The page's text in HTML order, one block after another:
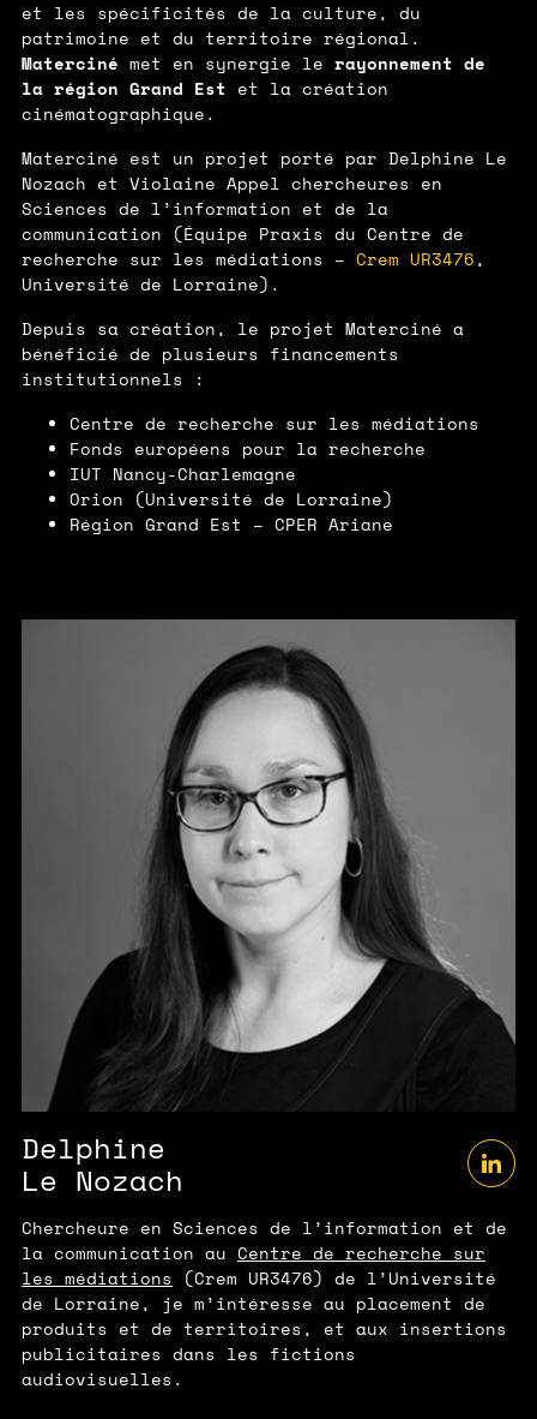
et les spécificités de la culture, du
patrimoine et du territoire régional.
Materciné met en synergie le rayonnement de
la région Grand Est et la création
cinématographique.
Materciné est un projet porté par Delphine Le
Nozach et Violaine Appel chercheures en
Sciences de l’information et de la
communication (Équipe Praxis du Centre de
recherche sur les médiations – Crem UR3476 ,
Université de Lorraine).
Depuis sa création, le projet Materciné a
bénéficié de plusieurs financements
institutionnels :
Centre de recherche sur les médiations
Fonds européens pour la recherche
IUT Nancy-Charlemagne
Orion (Université de Lorraine)
Région Grand Est – CPER Ariane
Delphine
Le Nozach
Chercheure en Sciences de l’information et de
la communication au Centre de recherche sur
les médiations
(Crem UR3476) de l’Université
de Lorraine, je m’intéresse au placement de
produits et de territoires, et aux insertions
publicitaires dans les fictions
audiovisuelles.